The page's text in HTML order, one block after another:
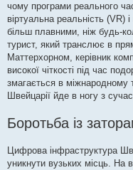
чому програми реального
віртуальна реальність (VR)
більш плавними, ніж будь-
турист, який транслює в
Маттерхорном, керівник
високої чіткості під час
змагається в міжнародному
Швейцарії йде в ногу з
Боротьба із
Цифрова інфраструктура
уникнути вузьких місць. На